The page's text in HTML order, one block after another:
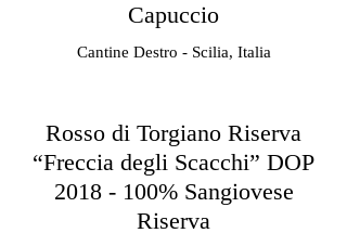
Capuccio
Cantine Destro - Scilia, Italia
Rosso di Torgiano Riserva
“Freccia degli Scacchi” DOP
2018 - 100% Sangiovese
Riserva